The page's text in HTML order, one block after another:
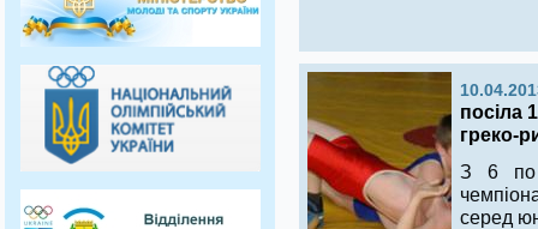
посіла
греко-
З 6 по
серед